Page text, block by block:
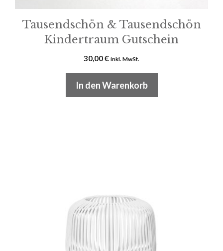
Tausendschön & Tausendschön
Kindertraum Gutschein
30,00€ inkl. MwSt.
In den Warenkorb